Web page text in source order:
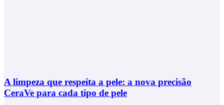
A limpeza que respeita a pele: a nova precisão
CeraVe para cada tipo de pele